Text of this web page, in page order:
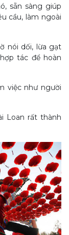
sẵn sàng giúp
cầu, làm ngoài
nói dối, lừa gạt
tác để hoàn
việc như người
Loan rất thành